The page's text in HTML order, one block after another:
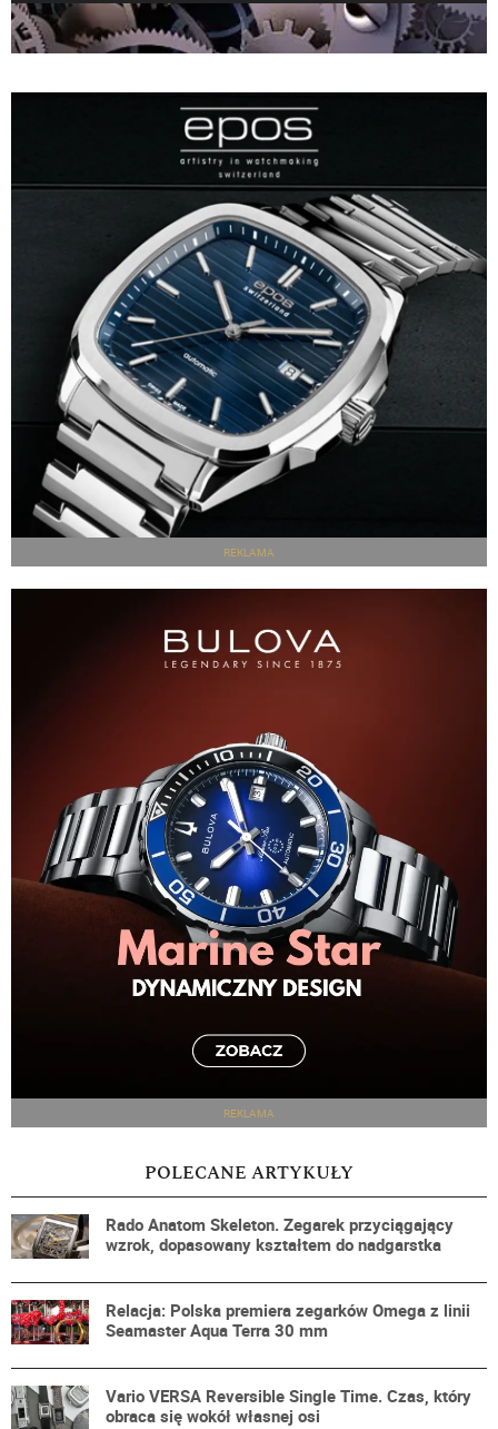
REKLAMA
REKLAMA
POLECANE ARTYKUŁY
Rado Anatom Skeleton. Zegarek przyciągający
wzrok, dopasowany kształtem do nadgarstka
Relacja: Polska premiera zegarków Omega z linii
Seamaster Aqua Terra 30 mm
Vario VERSA Reversible Single Time. Czas, który
obraca się wokół własnej osi